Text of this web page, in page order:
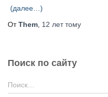
(далее…)
ОтThem, 12 леттому
Поиск по сайту
Н
а
Поиск…